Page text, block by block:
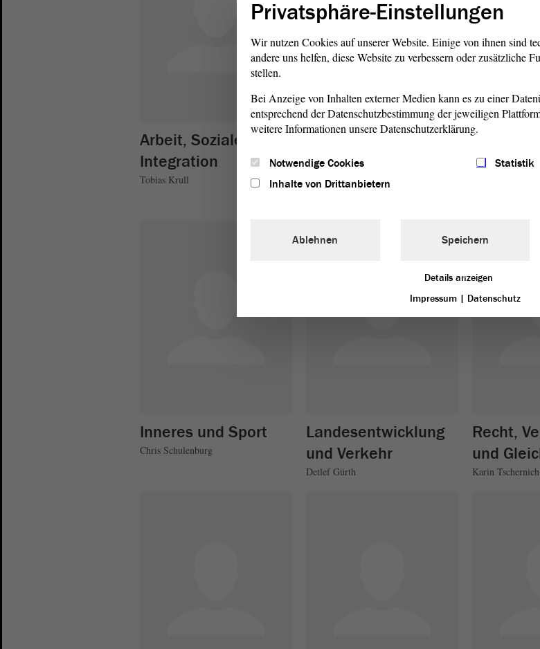
Arbeit, Soziales und
Integration
Tobias Krull
Bildung und Kultur
Carsten Borchert
Bundes-
Inneres und Sport
Chris Schulenburg
Landesentwicklung
und Verkehr
Detlef Gürth
Recht,
und
Karin
Privatsphäre-Einstellungen
Wir nutzen Cookies auf unserer Website. Einige von ihnen sind
andere uns helfen, diese Website zu verbessern oder zusätzliche
stellen.
Bei Anzeige von Inhalten externer Medien kann es zu einer
entsprechend der Datenschutzbestimmung der jeweiligen
weitere Informationen unsere Datenschutzerklärung.
Notwendige Cookies
Statistik
Inhalte von Drittanbietern
Ablehnen Speichern
Details anzeigen
Impressum | Datenschutz